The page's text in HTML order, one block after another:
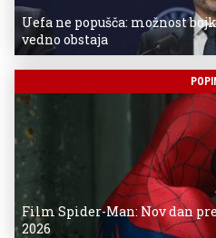
Uefa ne popušča: možnost
vedno obstaja
Film Spider-Man: Nov dan
2026